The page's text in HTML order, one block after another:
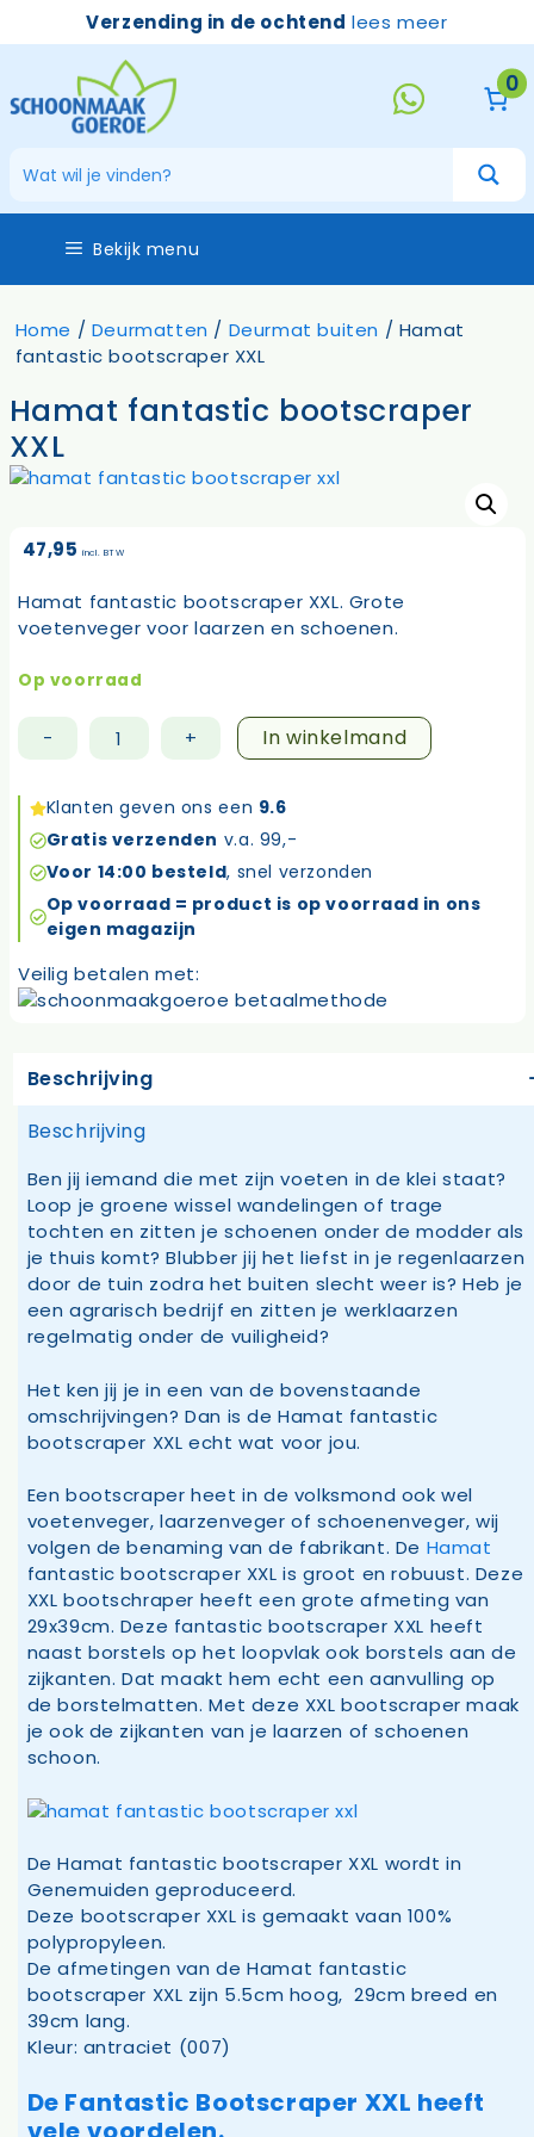
Verzending in de ochtend lees meer
0
Bekijk menu
Home / Deurmatten / Deurmat buiten / Hamat
fantastic bootscraper XXL
Hamat fantastic bootscraper
XXL
47,95 incl. BTW
Hamat fantastic bootscraper XXL. Grote
voetenveger voor laarzen en schoenen.
Op voorraad
-
Hamat
bootscraper
aantal
+ In winkelmand
Klanten geven ons een 9.6
Gratis verzenden v.a. 99,-
Voor 14:00 besteld, snel verzonden
Op voorraad = product is op voorraad in ons
eigen magazijn
Veilig betalen met:
Beschrijving
Beschrijving
Ben jij iemand die met zijn voeten in de klei staat?
Loop je groene wissel wandelingen of trage
tochten en zitten je schoenen onder de modder als
je thuis komt? Blubber jij het liefst in je regenlaarzen
door de tuin zodra het buiten slecht weer is? Heb je
een agrarisch bedrijf en zitten je werklaarzen
regelmatig onder de vuiligheid?
Het ken jij je in een van de bovenstaande
omschrijvingen? Dan is de Hamat fantastic
bootscraper XXL echt wat voor jou.
Een bootscraper heet in de volksmond ook wel
voetenveger, laarzenveger of schoenenveger, wij
volgen de benaming van de fabrikant. De Hamat
fantastic bootscraper XXL is groot en robuust. Deze
XXL bootschraper heeft een grote afmeting van
29x39cm. Deze fantastic bootscraper XXL heeft
naast borstels op het loopvlak ook borstels aan de
zijkanten. Dat maakt hem echt een aanvulling op
de borstelmatten. Met deze XXL bootscraper maak
je ook de zijkanten van je laarzen of schoenen
schoon.
De Hamat fantastic bootscraper XXL wordt in
Genemuiden geproduceerd.
Deze bootscraper XXL is gemaakt vaan 100%
polypropyleen.
De afmetingen van de Hamat fantastic
bootscraper XXL zijn 5.5cm hoog, 29cm breed en
39cm lang.
Kleur: antraciet (007)
De Fantastic Bootscraper XXL heeft